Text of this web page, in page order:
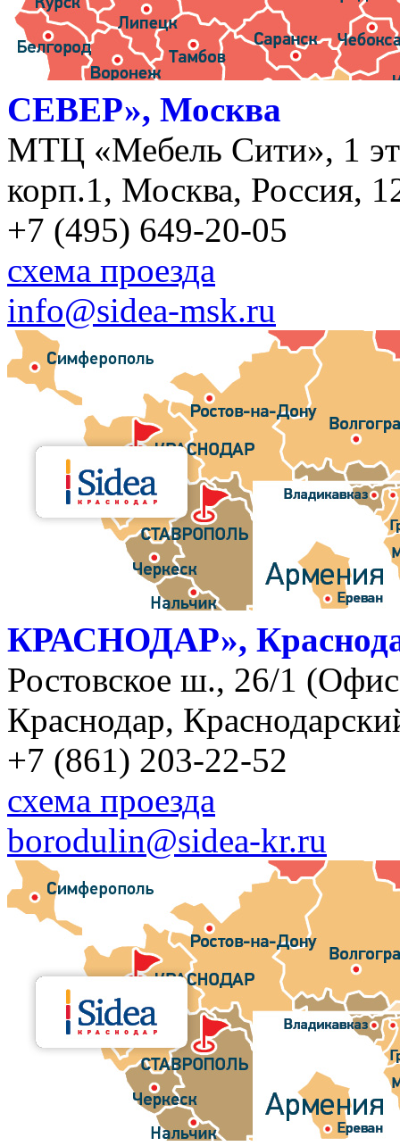
СЕВЕР», Москва
МТЦ «Мебель Сити», 1
корп.1, Москва, Россия,
+7 (495) 649-20-05
схема проезда
info@sidea-msk.ru
КРАСНОДАР»,
Ростовское ш., 26/1
Краснодар,
+7 (861) 203-22-52
схема проезда
borodulin@sidea-kr.ru